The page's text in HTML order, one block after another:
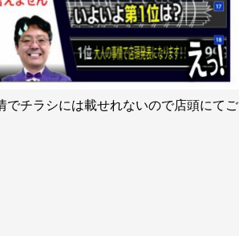
チラシには載せれないので店頭にてご